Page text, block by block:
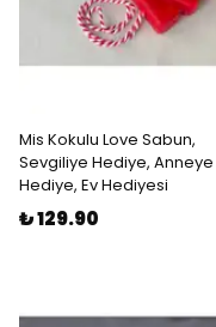
Mis Kokulu Love Sabun,
Sevgiliye Hediye, Anneye
Hediye, Ev Hediyesi
₺ 129.90